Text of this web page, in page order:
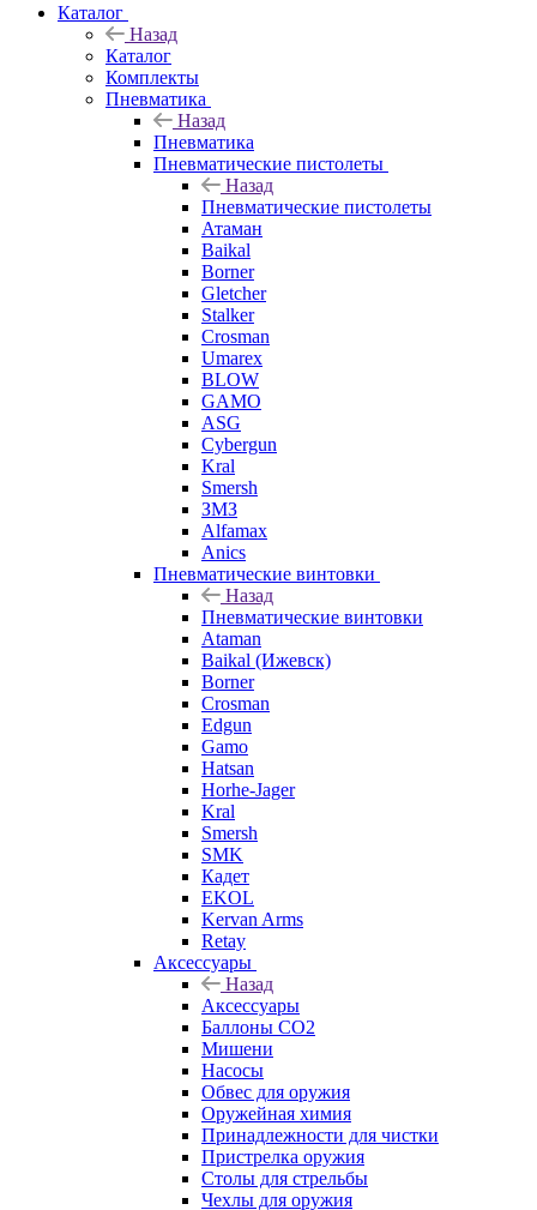
Каталог
Назад
Каталог
Комплекты
Пневматика
Назад
Пневматика
Пневматические пистолеты
Назад
Пневматические пистолеты
Атаман
Baikal
Borner
Gletcher
Stalker
Crosman
Umarex
BLOW
GAMO
ASG
Cybergun
Kral
Smersh
ЗМЗ
Alfamax
Anics
Пневматические винтовки
Назад
Пневматические винтовки
Ataman
Baikal (Ижевск)
Borner
Crosman
Edgun
Gamo
Hatsan
Horhe-Jager
Kral
Smersh
SMK
Кадет
EKOL
Kervan Arms
Retay
Аксессуары
Назад
Аксессуары
Баллоны СО2
Мишени
Насосы
Обвес для оружия
Оружейная химия
Принадлежности для чистки
Пристрелка оружия
Столы для стрельбы
Чехлы для оружия